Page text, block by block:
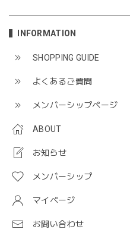
INFORMATION
SHOPPING GUIDE
よくあるご質問
メンバーシップページ
ABOUT
お知らせ
メンバーシップ
マイページ
お問い合わせ